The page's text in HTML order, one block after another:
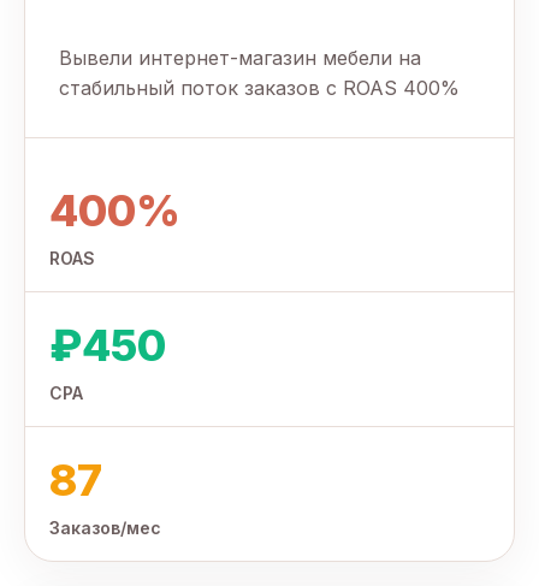
Вывели интернет-магазин мебели на
стабильный поток заказов с ROAS 400%
400%
ROAS
₽450
CPA
87
Заказов/мес